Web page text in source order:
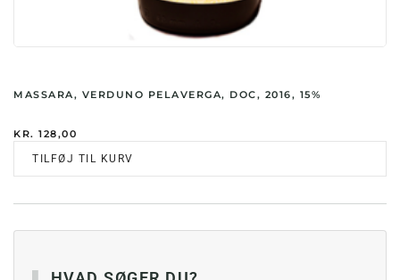
MASSARA, VERDUNO PELAVERGA, DOC, 2016, 15%
KR. 128,00
TILFØJ TIL KURV